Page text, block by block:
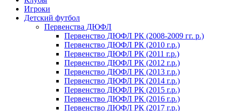
Игроки
Детский футбол
Первенства ДЮФЛ
Первенство ДЮФЛ РК (2008-2009 гг. р.)
Первенство ДЮФЛ РК (2010 г.р.)
Первенство ДЮФЛ РК (2011 г.р.)
Первенство ДЮФЛ РК (2012 г.р.)
Первенство ДЮФЛ РК (2013 г.р.)
Первенство ДЮФЛ РК (2014 г.р.)
Первенство ДЮФЛ РК (2015 г.р.)
Первенство ДЮФЛ РК (2016 г.р.)
Первенство ДЮФЛ РК (2017 г.р.)